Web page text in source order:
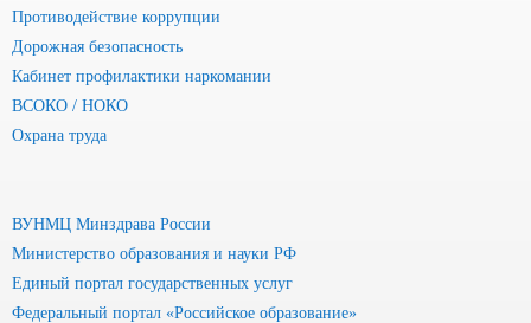
Противодействие коррупции
Дорожная безопасность
Кабинет профилактики наркомании
ВСОКО / НОКО
Охрана труда
ВУНМЦ Минздрава России
Министерство образования и науки РФ
Единый портал государственных услуг
Федеральный портал «Российское образование»